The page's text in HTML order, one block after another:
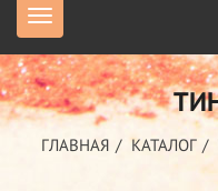
ГЛАВНАЯ КАТАЛОГ